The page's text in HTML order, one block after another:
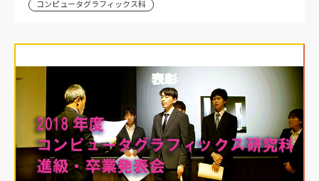
コンピュータグラフィックス科